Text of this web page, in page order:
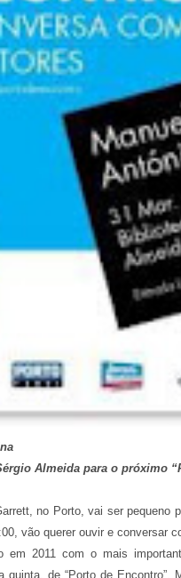
Almeida para o próximo
no Porto, vai ser pequeno
vão querer ouvir e conversar
em 2011 com o mais
de “Porto de Encontro”.